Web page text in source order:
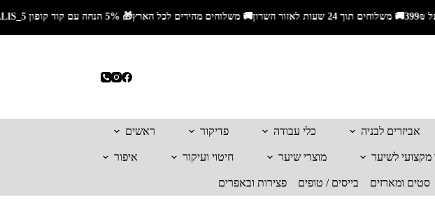
🚚 משלוחים תוך 24 שעות לאזור השרון🚚 משלוחים מהירים לכל הארץ🎁 5% הנחה עם קוד קופון ALIS_5📦 משלוח חינם בקנייה מעל 299₪
אביזרים לבניה כלי עבודה פדיקור ראשים
מקצועי לשיער מוצרי שיער חיטוי ועיקור איפור
סטים ומארזים בייסים / טופים פצירות ובאפרים